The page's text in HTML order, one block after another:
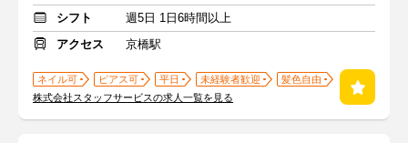
シフト
週5日 1日6時間以上
アクセス
京橋駅
ネイル可 ピアス可 平日 未経験者歓迎
髪色自由
株式会社スタッフサービスの求人一覧を見る